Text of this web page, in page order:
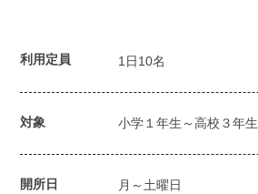
利用定員 1日10名
対象 小学１年生～高校３年生
開所日 月～土曜日